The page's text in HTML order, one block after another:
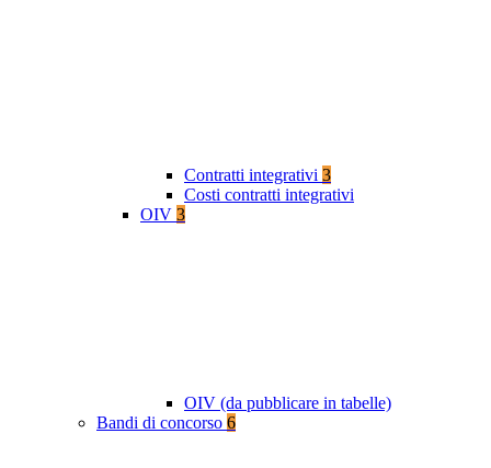
Contratti integrativi 3
Costi contratti integrativi
OIV 3
OIV (da pubblicare in tabelle)
Bandi di concorso 6